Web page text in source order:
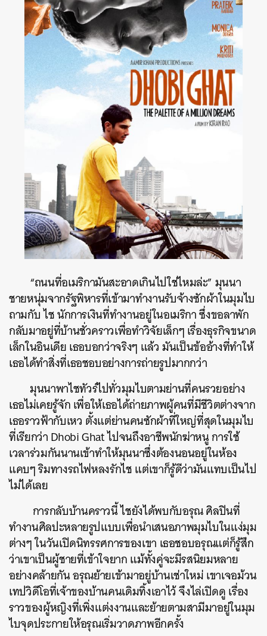
“ถนนที่อเมริกามันสะอาดเกินไปใช่ไหมล่ะ” มุนนา
ชายหนุ่มจากรัฐพิหารที่เข้ามาทำงานรับจ้างซักผ้าในมุมไบ
ถามกับ ไช นักการเงินที่ทำงานอยู่ในอเมริกา ซึ่งขอลาพัก
กลับมาอยู่ที่บ้านชั่วคราวเพื่อทำวิจัยเล็กๆ เรื่องธุรกิจขนาด
เล็กในอินเดีย เธอบอกว่าจริงๆ แล้ว มันเป็นข้ออ้างที่ทำให้
เธอได้ทำสิ่งที่เธอชอบอย่างการถ่ายรูปมากกว่า
มุนนาพาไชทัวร์ไปทั่วมุมไบตามย่านที่คนรวยอย่าง
เธอไม่เคยรู้จัก เพื่อให้เธอได้ถ่ายภาพผู้คนที่มีชีวิตต่างจาก
เธอราวฟ้ากับเหว ตั้งแต่ย่านคนซักผ้าที่ใหญ่ที่สุดในมุมไบ
ที่เรียกว่า Dhobi Ghat ไปจนถึงอาชีพนักฆ่าหนู การใช้
เวลาร่วมกันนานเข้าทำให้มุนนาซึ่งต้องนอนอยู่ในห้อง
แคบๆ ริมทางรถไฟหลงรักไช แต่เขาก็รู้ดีว่ามันแทบเป็นไป
ไม่ได้เลย
การกลับบ้านคราวนี้ ไชยังได้พบกับอรุณ ศิลปินที่
ทำงานศิลปะหลายรูปแบบเพื่อนำเสนอภาพมุมไบในแง่มุม
ต่างๆ ในวันเปิดนิทรรศการของเขา เธอชอบอรุณแต่ก็รู้สึก
ว่าเขาเป็นผู้ชายที่เข้าใจยาก แม้ทั้งคู่จะมีรสนิยมหลาย
อย่างคล้ายกัน อรุณย้ายเข้ามาอยู่บ้านเช่าใหม่ เขาเจอม้วน
เทปวิดีโอที่เจ้าของบ้านคนเดิมทิ้งเอาไว้ จึงไล่เปิดดู เรื่อง
ราวของผู้หญิงที่เพิ่งแต่งงานและย้ายตามสามีมาอยู่ในมุม
ไบจุดประกายให้อรุณเริ่มวาดภาพอีกครั้ง